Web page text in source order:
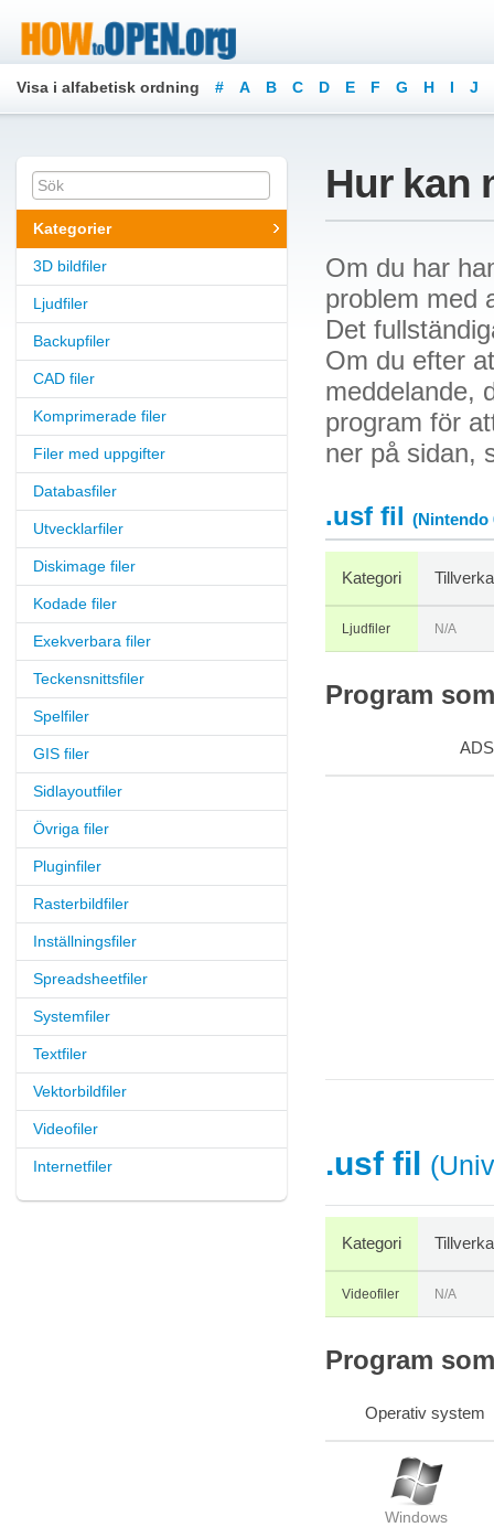
Visa i alfabetisk ordning # A B C D E F G H I J
Kategorier
3D bildfiler
Ljudfiler
Backupfiler
CAD filer
Komprimerade filer
Filer med uppgifter
Databasfiler
Utvecklarfiler
Diskimage filer
Kodade filer
Exekverbara filer
Teckensnittsfiler
Spelfiler
GIS filer
Sidlayoutfiler
Övriga filer
Pluginfiler
Rasterbildfiler
Inställningsfiler
Spreadsheetfiler
Systemfiler
Textfiler
Vektorbildfiler
Videofiler
Internetfiler
Hur kan
Om du har
problem med
Det
Om du efter
meddelande,
program för
ner på sidan,
.usf fil (Nintendo
Kategori
Ljudfiler N/A
Program
ADS
.usf fil
Kategori
Videofiler N/A
Program
Operativ system
Windows